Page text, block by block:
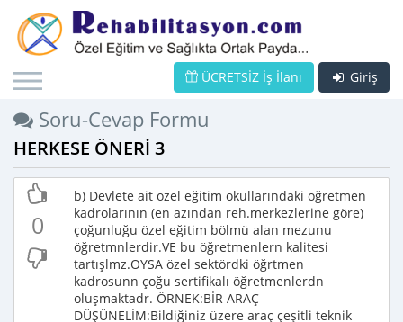
Giriş
ÜCRETSİZ İş İlanı
Soru-Cevap Formu
HERKESE ÖNERİ 3
0
b) Devlete ait özel eğitim okullarındaki öğretmen
kadrolarının (en azından reh.merkezlerine göre)
çoğunluğu özel eğitim bölmü alan mezunu
öğretmnlerdir.VE bu öğretmenlern kalitesi
tartışlmz.OYSA özel sektördki öğrtmen
kadrosunn çoğu sertifikalı öğretmenlerdn
oluşmaktadr. ÖRNEK:BİR ARAÇ
DÜŞÜNELİM:Bildiğiniz üzere araç çeşitli teknik